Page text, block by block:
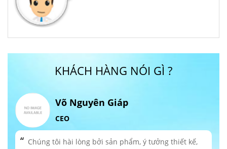
KHÁCH HÀNG NÓI GÌ ?
Võ Nguyên Giáp
CEO
Chúng tôi hài lòng bởi sản phẩm, ý tưởng thiết kế,